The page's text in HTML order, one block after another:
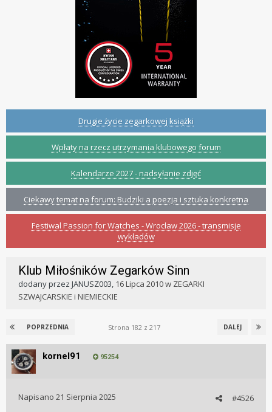
Drugie życie zegarkowej książki
Wpłaty na rzecz utrzymania klubowego forum
Kalendarze 2027 - nadsyłanie zdjęć
Ciekawy temat na forum: Budziki a poezja i sztuka konkretna
Festiwal Passion for Watches - Wrocław 2026 - transmisje
wykładów
Klub Miłośników Zegarków Sinn
dodany przez JANUSZ003, 16 Lipca 2010w ZEGARKI
SZWAJCARSKIE i NIEMIECKIE
POPRZEDNIA DALEJ
Strona 182 z 217
kornel91 95254
#4526
Napisano 21 Sierpnia 2025